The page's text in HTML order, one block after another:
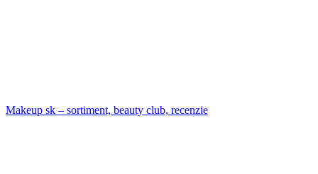
Makeup sk – sortiment, beauty club, recenzie